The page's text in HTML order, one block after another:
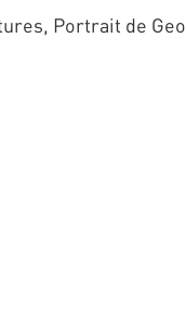
Portrait de